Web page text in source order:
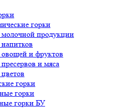
горки
молочной продукции
овощей и фруктов
и мяса
горки
горки
горки БУ